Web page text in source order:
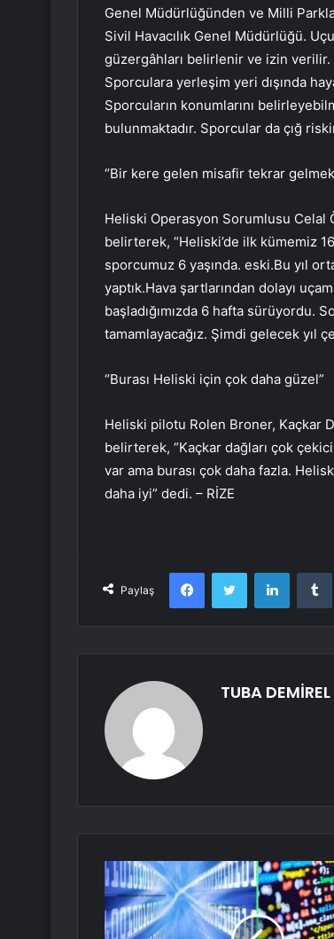
Genel Müdürlüğünden ve Milli
Sivil Havacılık Genel Müdürlüğü.
güzergâhları belirlenir ve izin
Sporculara yerleşim yeri dışında
Sporcuların konumlarını
bulunmaktadır. Sporcular da çığ
“Bir kere gelen misafir tekrar
Heliski Operasyon Sorumlusu Celal
belirterek, “Heliski’de ilk kümemiz
sporcumuz 6 yaşında. eski.Bu yıl
yaptık.Hava şartlarından dolayı
başladığımızda 6 hafta sürüyordu.
tamamlayacağız. Şimdi gelecek yıl
“Burası Heliski için çok daha güzel”
Heliski pilotu Rolen Broner, Kaçkar
belirterek, “Kaçkar dağları çok
var ama burası çok daha fazla.
daha iyi” dedi. – RİZE
Paylaş
FacebookTwitter LinkedIn
TUBA DEMİREL